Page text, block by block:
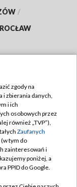
/
zgody na
i zbierania danych,
i ich
osobowych przez
również „TVP”),
Zaufanych
tym do
zainteresowań i
poniżej, a
PPID do Google.